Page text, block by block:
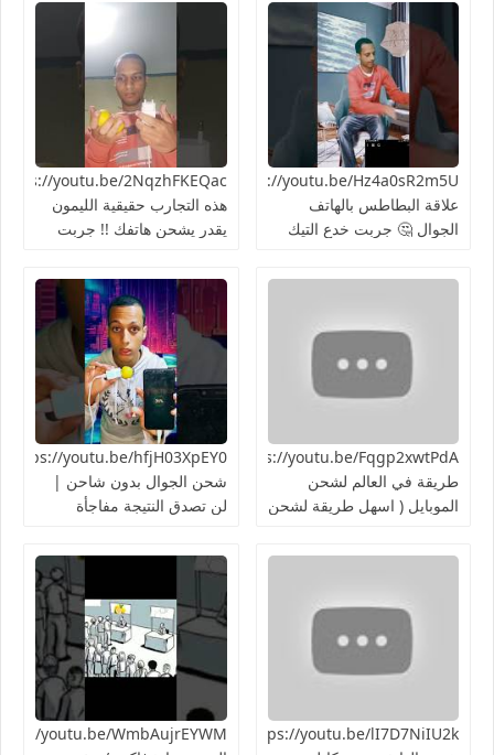
https://youtu.be/Hz4a0sR2m5Uما
علاقة البطاطس بالهاتف
الجوال 🤔 جربت خدع التيك
هذه التجارب حقيقية الليمون
يقدر يشحن هاتفك !! جربت
https://youtu.be/Fqgp2xwtPdAأغرب
طريقة في العالم لشحن
الموبايل ( اسهل طريقة لشحن
هتنجح؟
شحن الجوال بدون شاحن |
لن تصدق النتيجة مفاجأة
https://youtu.be/lI7D7NiIU2kطريقة